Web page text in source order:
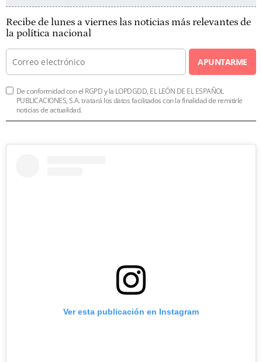
Recibe de lunes a viernes las noticias más relevantes de
la política nacional
APUNTARME
De conformidad con el RGPD y la LOPDGDD, EL LEÓN DE EL ESPAÑOL
PUBLICACIONES, S.A. tratará los datos facilitados con la finalidad de remitirle
noticias de actualidad.
Ver esta publicación en Instagram